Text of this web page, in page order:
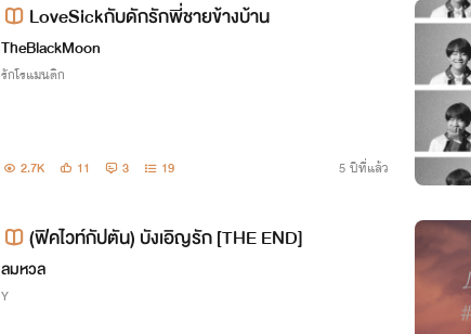
LoveSickกับดักรักพี่ชายข้างบ้าน
TheBlackMoon
รักโรแมนติก
2.7K 11 3 19 5 ปีที่แล้ว
(ฟิคไวท์กัปตัน) บังเอิญรัก [THE END]
ลมหวล
Y